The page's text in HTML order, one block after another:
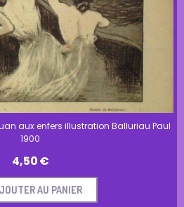
aux enfers illustration Balluriau Paul
1900
4,50€
AU PANIER